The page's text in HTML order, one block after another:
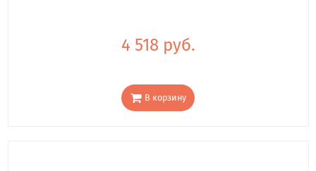
4 518 руб.
В корзину